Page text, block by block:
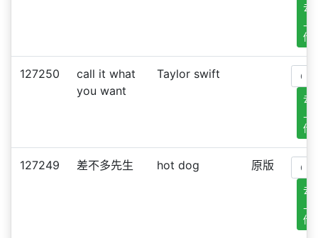
去
传
127250
call it what
you want
Taylor swift
去
传
127249 差不多先生 hot dog 原版
去
传